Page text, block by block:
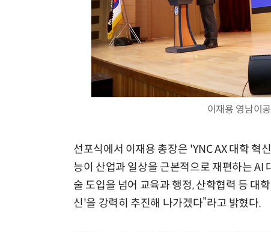
이재용 영남이
선포식에서 이재용 총장은 'YNC AX 대학 혁
능이 산업과 일상을 근본적으로 재편하는 AI
술 도입을 넘어 교육과 행정, 산학협력 등 대
신'을 강력히 추진해 나가겠다”라고 밝혔다.